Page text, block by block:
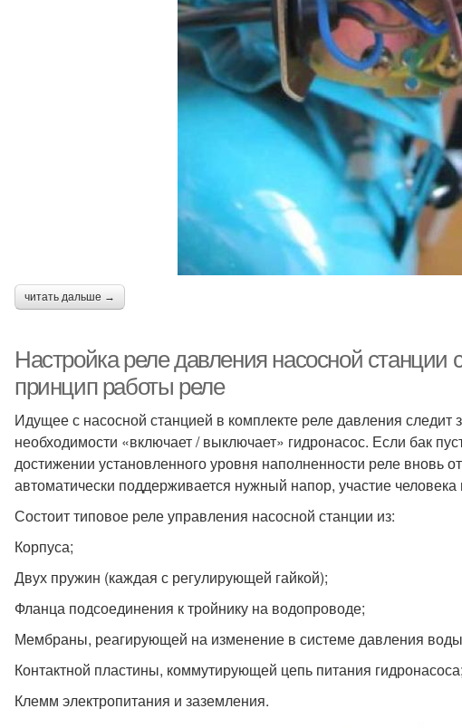
читать дальше →
Настройка реле давления насосной станции
принцип работы реле
Идущее с насосной станцией в комплекте реле давления
необходимости «включает / выключает» гидронасос. Если бак
достижении установленного уровня наполненности реле вновь
автоматически поддерживается нужный напор, участие человека
Состоит типовое реле управления насосной станции из:
Корпуса;
Двух пружин (каждая с регулирующей гайкой);
Фланца подсоединения к тройнику на водопроводе;
Мембраны, реагирующей на изменение в системе давления
Контактной пластины, коммутирующей цепь питания
Клемм электропитания и заземления.